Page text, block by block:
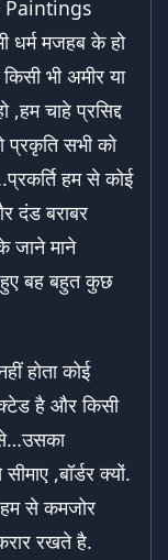
Paintings
धर्म मजहब के हो
भी अमीर या
,हम चाहे प्रसिद्द
प्रकृति सभी को
हम से कोई
दंड बराबर
जाने माने
हुए बह बहुत कुछ
होता कोई
है और किसी
से…उसका
,बॉर्डर क्यों.
से कमजोर
रखते है.